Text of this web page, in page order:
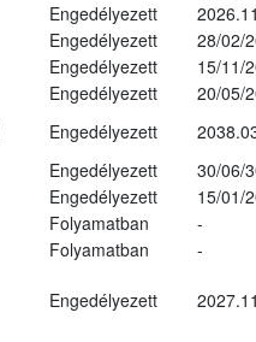
Engedélyezett
Engedélyezett
28/02/
Engedélyezett
15/11/
Engedélyezett
20/05/
Engedélyezett
Engedélyezett
30/06/
Engedélyezett
15/01/
Folyamatban
-
Folyamatban
-
Engedélyezett